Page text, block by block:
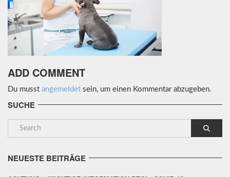
ADD COMMENT
Du musst angemeldet sein, um einen Kommentar abzugeben.
SUCHE
NEUESTE BEITRÄGE